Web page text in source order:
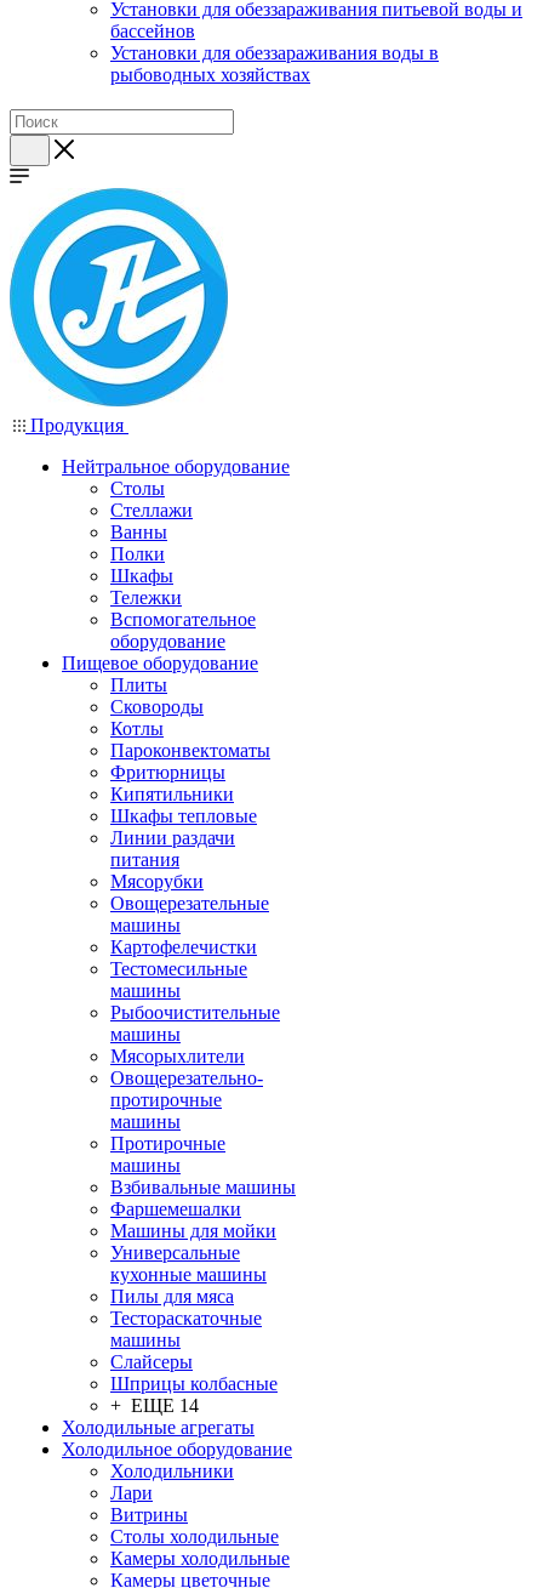
Установки для обеззараживания питьевой воды и
бассейнов
Установки для обеззараживания воды в
рыбоводных хозяйствах
Продукция
Нейтральное оборудование
Столы
Стеллажи
Ванны
Полки
Шкафы
Тележки
Вспомогательное
оборудование
Пищевое оборудование
Плиты
Сковороды
Котлы
Пароконвектоматы
Фритюрницы
Кипятильники
Шкафы тепловые
Линии раздачи
питания
Мясорубки
Овощерезательные
машины
Картофелечистки
Тестомесильные
машины
Рыбоочистительные
машины
Мясорыхлители
Овощерезательно-
протирочные
машины
Протирочные
машины
Взбивальные машины
Фаршемешалки
Машины для мойки
Универсальные
кухонные машины
Пилы для мяса
Тестораскаточные
машины
Слайсеры
Шприцы колбасные
+ ЕЩЕ 14
Холодильные агрегаты
Холодильное оборудование
Холодильники
Лари
Витрины
Столы холодильные
Камеры холодильные
Камеры цветочные